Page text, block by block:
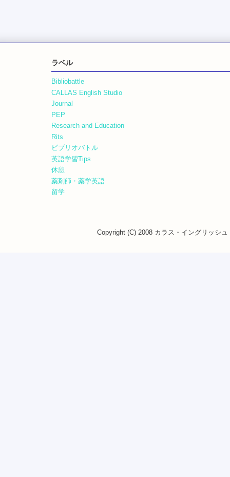
ラベル
Bibliobattle
CALLAS English Studio
Journal
PEP
Research and Education
Rits
ビブリオバトル
英語学習Tips
休憩
薬剤師・薬学英語
留学
Copyright (C) 2008 カラス・イングリッシ